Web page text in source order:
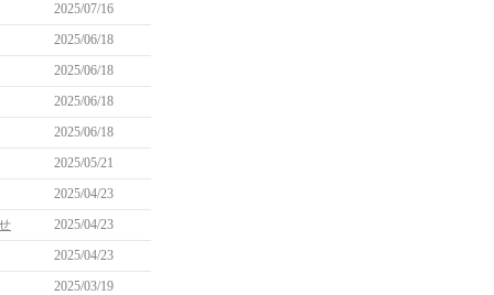
2025/07/16
2025/06/18
2025/06/18
2025/06/18
2025/06/18
2025/05/21
2025/04/23
2025/04/23
2025/04/23
2025/03/19